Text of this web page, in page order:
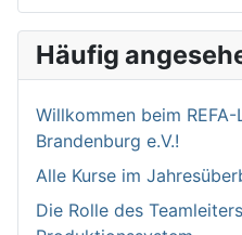
Häufig
Willkommen bei­m
Brandenburg e.V.!
Alle Kurse im
Die Rolle des